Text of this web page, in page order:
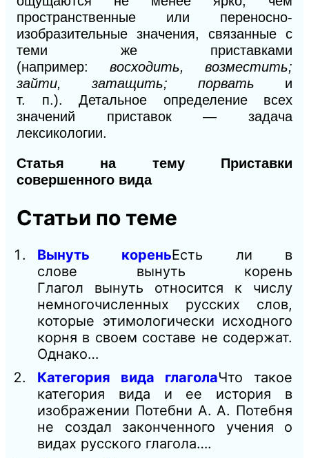
пространственные или переносно-
изобразительные значения, связанные с
теми же приставками
(например: восходить, возместить;
зайти, затащить; порвать и
т. п.). Детальное определение всех
значений приставок — задача
лексикологии.
Статья на тему Приставки
совершенного вида
Статьи по теме
Вынуть кореньЕсть ли в
слове вынуть корень
Глагол вынуть относится к числу
немногочисленных русских слов,
которые этимологически исходного
корня в своем составе не содержат.
Однако…
Категория вида глаголаЧто такое
категория вида и ее история в
изображении Потебни А. А. Потебня
не создал законченного учения о
видах русского глагола….